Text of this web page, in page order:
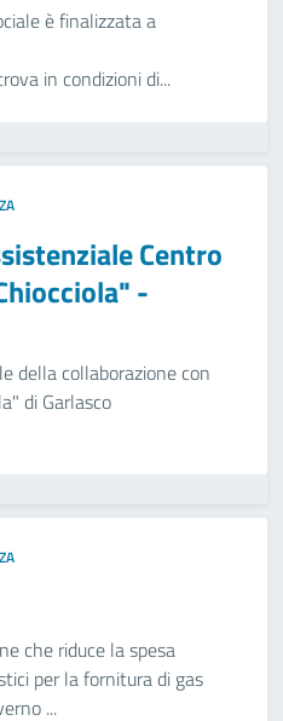
è finalizzata a
in condizioni di...
Centro
-
della collaborazione con
di Garlasco
che riduce la spesa
per la fornitura di gas
...